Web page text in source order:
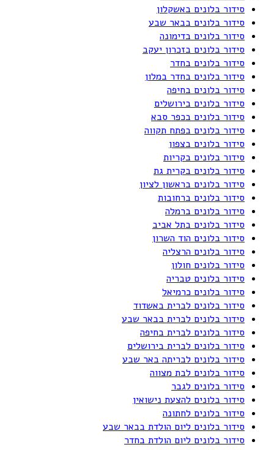
סידור בלונים באשקלון
סידור בלונים בבאר שבע
סידור בלונים בדימונה
סידור בלונים בזכרון יעקב
סידור בלונים בחדר
סידור בלונים בחדר במלון
סידור בלונים בחיפה
סידור בלונים בירושלים
סידור בלונים בכפר סבא
סידור בלונים בפתח תקווה
סידור בלונים בצפון
סידור בלונים בקריות
סידור בלונים בקרית גת
סידור בלונים בראשון לציון
סידור בלונים ברחובות
סידור בלונים ברמלה
סידור בלונים בתל אביב
סידור בלונים הוד השרון
סידור בלונים הרצליה
סידור בלונים חולון
סידור בלונים טבריה
סידור בלונים כרמיאל
סידור בלונים לברית באשדוד
סידור בלונים לברית בבאר שבע
סידור בלונים לברית בחיפה
סידור בלונים לברית בירושלים
סידור בלונים לבריתה באר שבע
סידור בלונים לבת מצווה
סידור בלונים לגבר
סידור בלונים להצעת נישואין
סידור בלונים לחתונה
סידור בלונים ליום הולדת בבאר שבע
סידור בלונים ליום הולדת בחדר